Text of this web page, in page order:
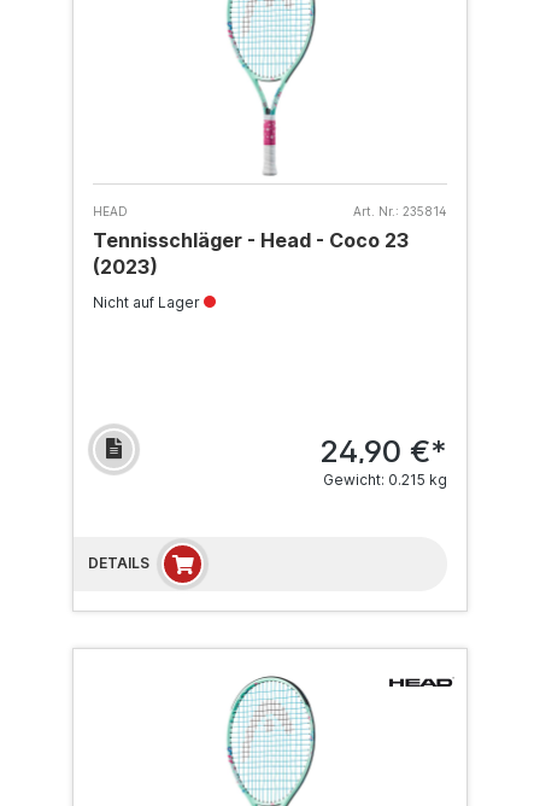
HEAD Art. Nr.: 235814
Tennisschläger - Head - Coco 23
(2023)
Nicht auf Lager
24,90 €*
Gewicht: 0.215 kg
DETAILS